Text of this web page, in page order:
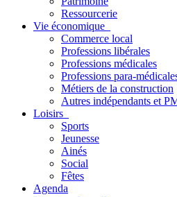
Ressourcerie
Vie économique
Commerce local
Professions libérales
Professions médicales
Professions para-
Métiers de la construction
Autres indépendants et
Loisirs
Sports
Jeunesse
Ainés
Social
Fêtes
Agenda